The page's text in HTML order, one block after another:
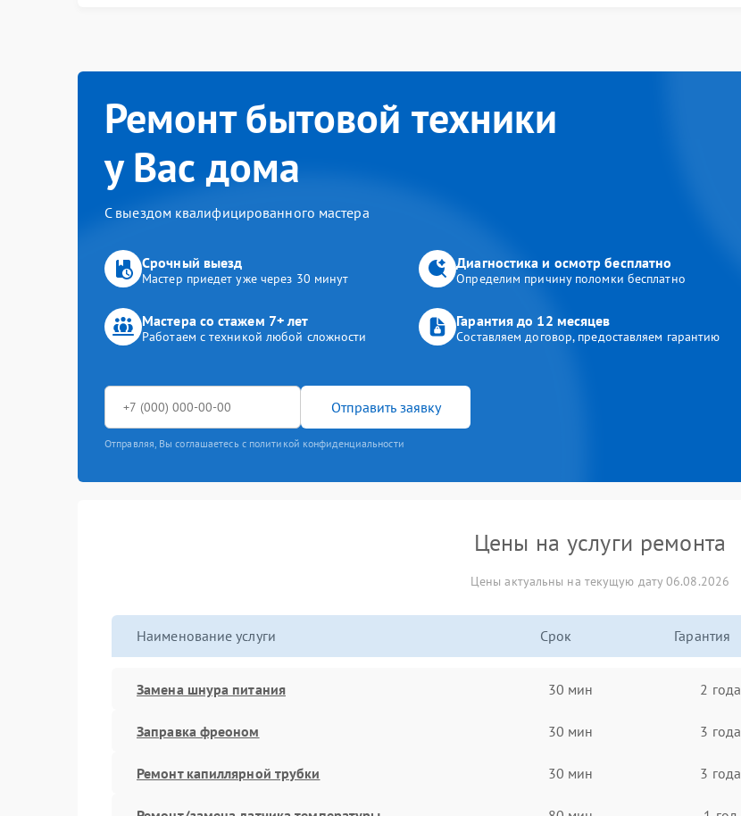
Ремонт бытовой техники
у Вас дома
С выездом квалифицированного мастера
Срочный выезд
Мастер приедет уже через 30 минут
Диагностика и осмотр бесплатно
Определим причину поломки бесплатно
Мастера со стажем 7+ лет
Работаем с техникой любой сложности
Гарантия до 12 месяцев
Составляем договор, предоставляем гарантию
Отправить заявку
Отправляя, Вы соглашаетесь с политикой конфиденциальности
Цены на услуги ремонта
Цены актуальны на текущую дату 06.08.2026
Наименование услуги Срок Гарантия
Замена шнура питания 30 мин 2 года
Заправка фреоном 30 мин 3 года
Ремонт капиллярной трубки 30 мин 3 года